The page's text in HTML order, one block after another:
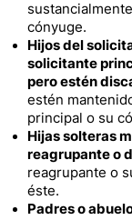
cónyuge.
Hijos del
solicitante
pero estén
estén
principal o su
Hijas solteras
reagrupante o
reagrupante o
éste.
Padres o